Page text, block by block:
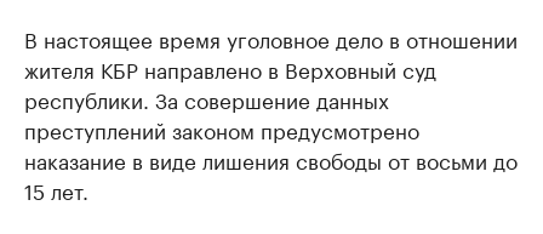
В настоящее время уголовное дело в отношении
жителя КБР направлено в Верховный суд
республики. За совершение данных
преступлений законом предусмотрено
наказание в виде лишения свободы от восьми до
15 лет.